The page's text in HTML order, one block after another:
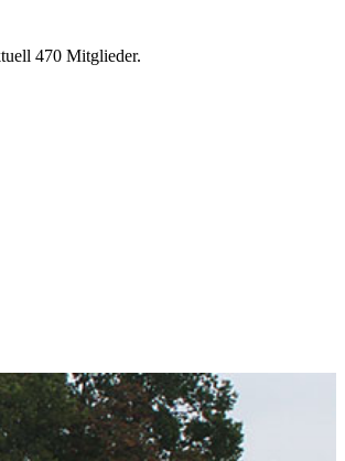
470 Mitglieder.